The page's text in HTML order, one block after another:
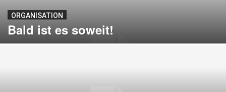
ORGANISATION
Bald ist es soweit!